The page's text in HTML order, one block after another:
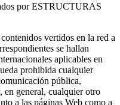
por ESTRUCTURAS
vertidos en la red a
se hallan
aplicables en
prohibida cualquier
pública,
en general, cualquier otro
a las páginas Web como a